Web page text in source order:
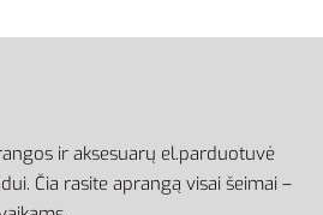
ir aksesuarų el.parduotuvė
Čia rasite aprangą visai šeimai –